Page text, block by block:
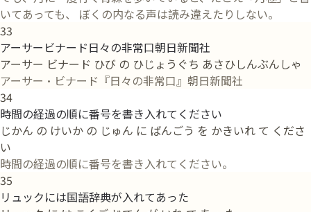
いてあっても、 ぼくの内なる声は読み違えたりしない。
33
アーサービナード日々の非常口朝日新聞社
アーサー ビナード ひび の ひじょうぐち あさひしんぶんしゃ
アーサー・ビナード『日々の非常口』朝日新聞社
34
時間の経過の順に番号を書き入れてください
じかん の けいか の じゅん に ばんごう を かきいれ て くださ
い
時間の経過の順に番号を書き入れてください。
35
リュックには国語辞典が入れてあった